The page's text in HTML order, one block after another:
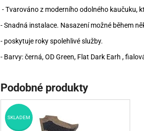
- Tvarováno z moderního odolného kaučuku,
- Snadná instalace. Nasazení možné během
- poskytuje roky spolehlivé služby.
- Barvy: černá, OD Green, Flat Dark Earh ,
Podobné produkty
SKLADEM